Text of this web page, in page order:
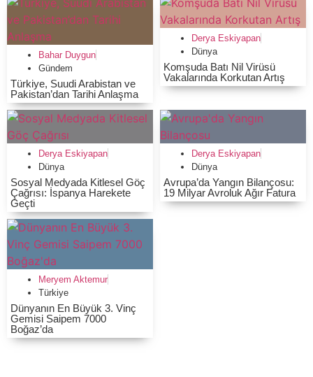
Bahar Duygun
Gündem
Türkiye, Suudi Arabistan ve
Pakistan’dan Tarihi Anlaşma
Derya Eskiyapan
Dünya
Komşuda Batı Nil Virüsü
Vakalarında Korkutan Artış
Derya Eskiyapan
Dünya
Sosyal Medyada Kitlesel Göç
Çağrısı: İspanya Harekete
Geçti
Derya Eskiyapan
Dünya
Avrupa’da Yangın Bilançosu:
19 Milyar Avroluk Ağır Fatura
Meryem Aktemur
Türkiye
Dünyanın En Büyük 3. Vinç
Gemisi Saipem 7000
Boğaz’da